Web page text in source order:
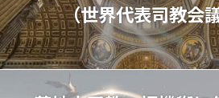
（世界代表司教会